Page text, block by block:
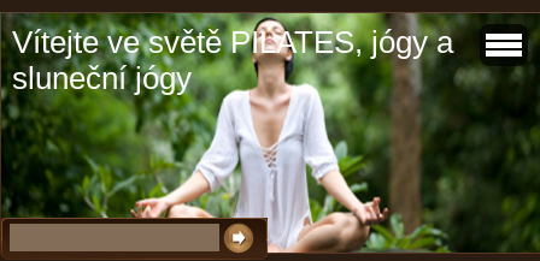
Vítejte ve světě PILATES, jógy a
sluneční jógy